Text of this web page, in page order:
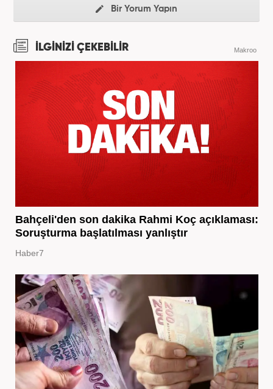
Bir Yorum Yapın
İLGİNİZİ ÇEKEBİLİR Makroo
Bahçeli'den son dakika Rahmi Koç açıklaması:
Soruşturma başlatılması yanlıştır
Haber7